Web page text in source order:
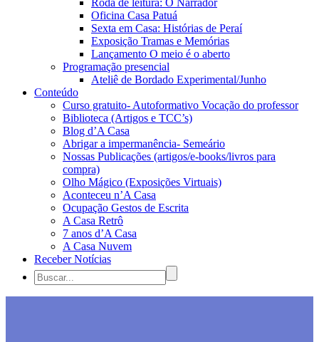
Roda de leitura: O Narrador
Oficina Casa Patuá
Sexta em Casa: Histórias de Peraí
Exposição Tramas e Memórias
Lançamento O meio é o aberto
Programação presencial
Ateliê de Bordado Experimental/Junho
Conteúdo
Curso gratuito- Autoformativo Vocação do professor
Biblioteca (Artigos e TCC’s)
Blog d’A Casa
Abrigar a impermanência- Semeário
Nossas Publicações (artigos/e-books/livros para
compra)
Olho Mágico (Exposições Virtuais)
Aconteceu n’A Casa
Ocupação Gestos de Escrita
A Casa Retrô
7 anos d’A Casa
A Casa Nuvem
Receber Notícias